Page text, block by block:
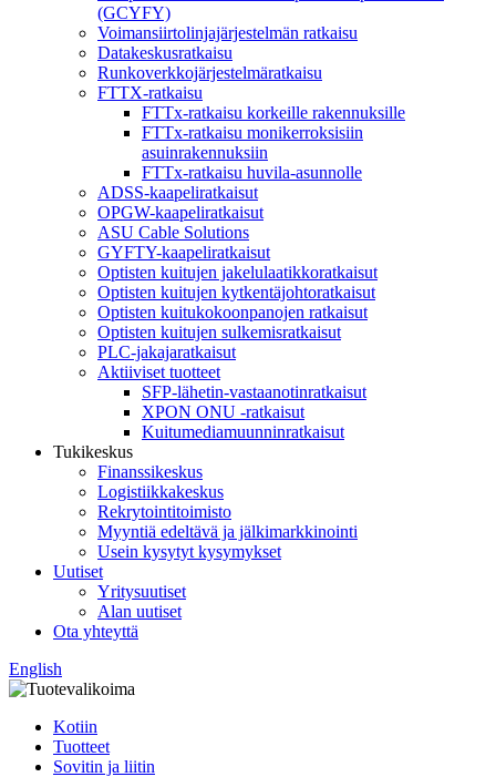
(GCYFY)
Voimansiirtolinjajärjestelmän ratkaisu
Datakeskusratkaisu
Runkoverkkojärjestelmäratkaisu
FTTX-ratkaisu
FTTx-ratkaisu korkeille rakennuksille
FTTx-ratkaisu monikerroksisiin
asuinrakennuksiin
FTTx-ratkaisu huvila-asunnolle
ADSS-kaapeliratkaisut
OPGW-kaapeliratkaisut
ASU Cable Solutions
GYFTY-kaapeliratkaisut
Optisten kuitujen jakelulaatikkoratkaisut
Optisten kuitujen kytkentäjohtoratkaisut
Optisten kuitukokoonpanojen ratkaisut
Optisten kuitujen sulkemisratkaisut
PLC-jakajaratkaisut
Aktiiviset tuotteet
SFP-lähetin-vastaanotinratkaisut
XPON ONU -ratkaisut
Kuitumediamuunninratkaisut
Tukikeskus
Finanssikeskus
Logistiikkakeskus
Rekrytointitoimisto
Myyntiä edeltävä ja jälkimarkkinointi
Usein kysytyt kysymykset
Uutiset
Yritysuutiset
Alan uutiset
Ota yhteyttä
English
Kotiin
Tuotteet
Sovitin ja liitin